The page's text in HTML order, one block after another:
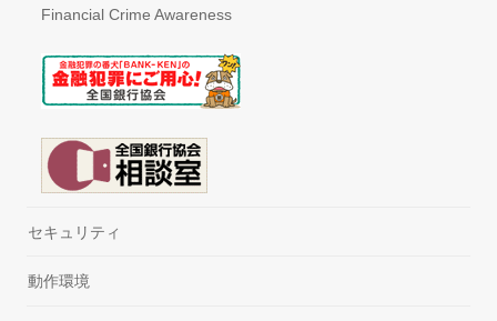
・本サービスは番号ポータビリティ（MNP）できません。
・本サービスのご利用期間終了後、お手元にあるモバイルデ
ータ通信用SIMカードは、契約者自身で破棄又は消去くだ
さい。
カードの滅失、毀損（通常の使用による損耗、減耗は除
く）等については、原則として取替えに要する費用又は修
理代金に相当する費用全額を契約者が負担するものとしま
Financial Crime Awareness
セキュリティ
動作環境